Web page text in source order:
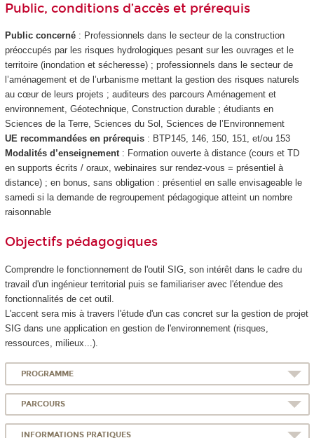
Public, conditions d’accès et prérequis
Public concerné: Professionnels dans le secteur de la construction
préoccupés par les risques hydrologiques pesant sur les ouvrages et le
territoire (inondation et sécheresse) ; professionnels dans le secteur de
l’aménagement et de l’urbanisme mettant la gestion des risques naturels
au cœur de leurs projets ; auditeurs des parcours Aménagement et
environnement, Géotechnique, Construction durable ; étudiants en
Sciences de la Terre, Sciences du Sol, Sciences de l’Environnement
UE recommandées en prérequis: BTP145, 146, 150, 151, et/ou 153
Modalités d’enseignement: Formation ouverte à distance (cours et TD
en supports écrits / oraux, webinaires sur rendez-vous = présentiel à
distance) ; en bonus, sans obligation : présentiel en salle envisageable le
samedi si la demande de regroupement pédagogique atteint un nombre
raisonnable
Objectifs pédagogiques
Comprendre le fonctionnement de l'outil SIG, son intérêt dans le cadre du
travail d'un ingénieur territorial puis se familiariser avec l'étendue des
fonctionnalités de cet outil.
L'accent sera mis à travers l'étude d'un cas concret sur la gestion de projet
SIG dans une application en gestion de l'environnement (risques,
ressources, milieux...).
PROGRAMME
PARCOURS
INFORMATIONS PRATIQUES